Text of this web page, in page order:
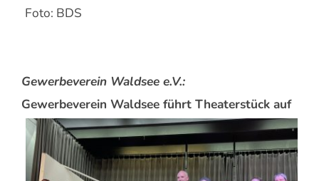
Foto: BDS
Gewerbeverein Waldsee e.V.:
Gewerbeverein Waldsee führt Theaterstück auf